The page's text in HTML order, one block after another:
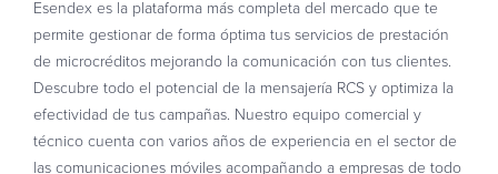
Esendex es la plataforma más completa del mercado que te
permite gestionar de forma óptima tus servicios de prestación
de microcréditos mejorando la comunicación con tus clientes.
Descubre todo el potencial de la mensajería RCS y optimiza la
efectividad de tus campañas. Nuestro equipo comercial y
técnico cuenta con varios años de experiencia en el sector de
las comunicaciones móviles acompañando a empresas de todo